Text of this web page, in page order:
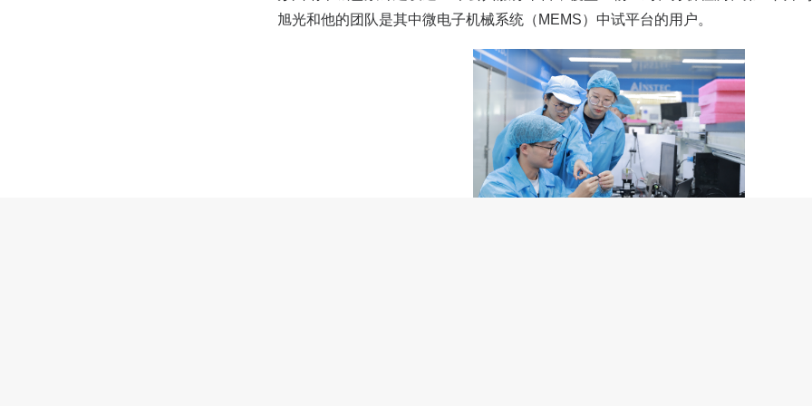
旭光和他的团队是其中微电子机械系统（MEMS）中试平台的用户。